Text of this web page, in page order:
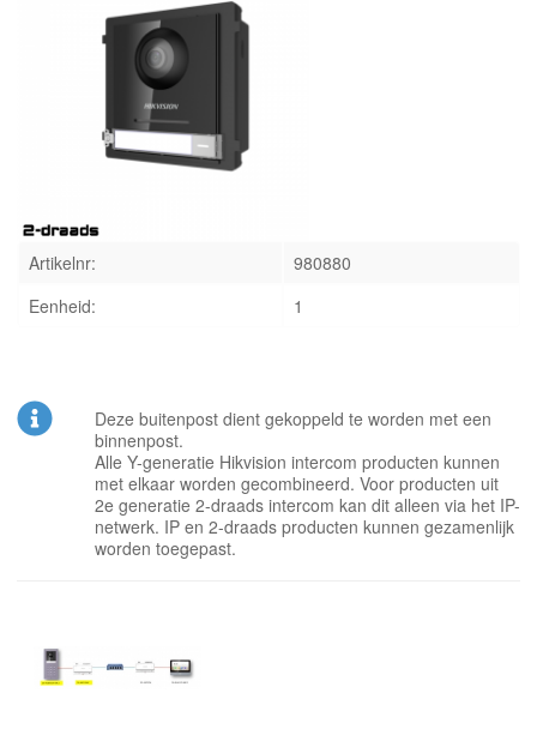
CONTACT
INLOGGEN
Artikelnr:
980880
Eenheid:
1
Deze buitenpost dient gekoppeld te worden met een
binnenpost.
Alle Y-generatie Hikvision intercom producten kunnen
met elkaar worden gecombineerd. Voor producten uit
2e generatie 2-draads intercom kan dit alleen via het IP-
netwerk. IP en 2-draads producten kunnen gezamenlijk
worden toegepast.